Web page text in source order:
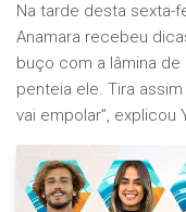
Na tarde desta sexta-
Anamara recebeu
buço com a lâmina de
penteia ele. Tira
vai empolar”, explicou